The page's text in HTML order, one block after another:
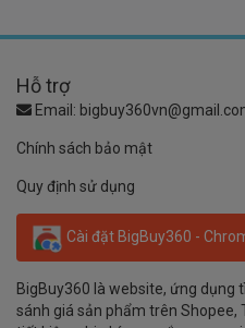
Hỗ trợ
Email:
Chính sách bảo mật
Quy định sử dụng
Cài đặt BigBuy360 -
BigBuy360 là website, ứng dụng
sánh giá sản phẩm trên Shopee,